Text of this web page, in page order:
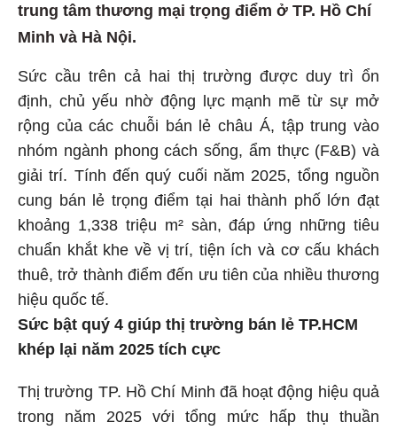
trung tâm thương mại trọng điểm ở TP. Hồ Chí
Minh và Hà Nội.
Sức cầu trên cả hai thị trường được duy trì ổn
định, chủ yếu nhờ động lực mạnh mẽ từ sự mở
rộng của các chuỗi bán lẻ châu Á, tập trung vào
nhóm ngành phong cách sống, ẩm thực (F&B) và
giải trí. Tính đến quý cuối năm 2025, tổng nguồn
cung bán lẻ trọng điểm tại hai thành phố lớn đạt
khoảng 1,338 triệu m² sàn, đáp ứng những tiêu
chuẩn khắt khe về vị trí, tiện ích và cơ cấu khách
thuê, trở thành điểm đến ưu tiên của nhiều thương
hiệu quốc tế.
Sức bật quý 4 giúp thị trường bán lẻ TP.HCM
khép lại năm 2025 tích cực
Thị trường TP. Hồ Chí Minh đã hoạt động hiệu quả
trong năm 2025 với tổng mức hấp thụ thuần